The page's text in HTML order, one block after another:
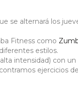
se alternará los
Fitness como
estilos.
intensidad) con
ejercicios